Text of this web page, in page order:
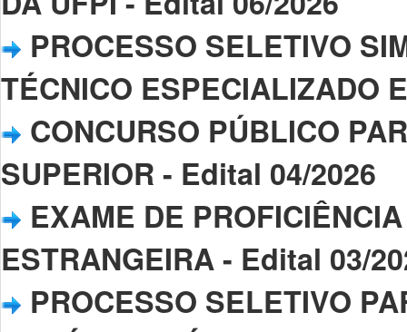
PROCESSO SELETIVO
TÉCNICO ESPECIALIZADO
CONCURSO PÚBLICO
SUPERIOR - Edital 04/2026
EXAME DE
ESTRANGEIRA - Edital 03/
PROCESSO SELETIVO